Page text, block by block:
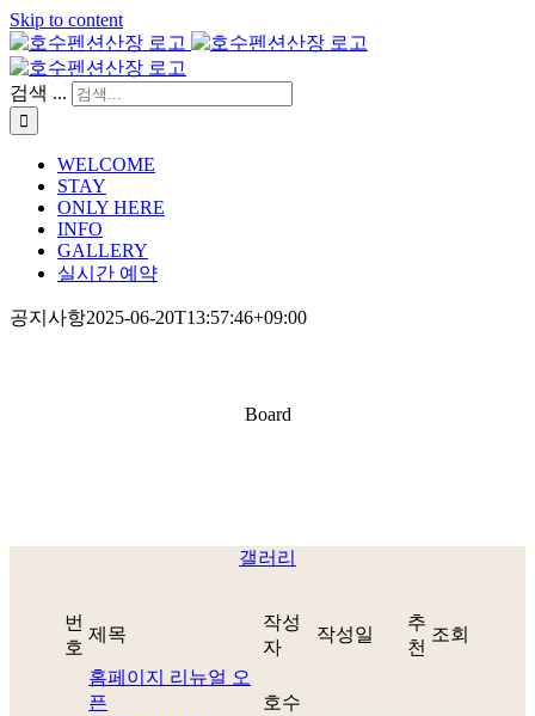
Skip to content
검색 ...
WELCOME
STAY
ONLY HERE
INFO
GALLERY
실시간 예약
공지사항2025-06-20T13:57:46+09:00
Board
갤러리
번
호
제목
작성
자
작성일
추
천
조회
홈페이지 리뉴얼 오
픈
호수